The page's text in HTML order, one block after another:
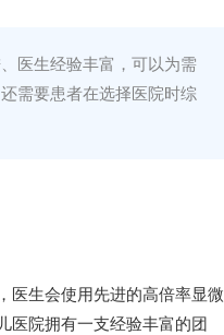
医生经验丰富，可以为需
需要患者在选择医院时综
医生会使用先进的高倍率显微
医院拥有一支经验丰富的团